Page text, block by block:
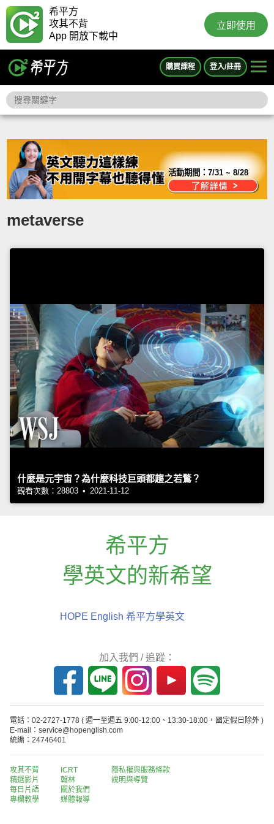
希平方
攻其不背
App 開放下載中
立即使用
購買課程 登入/註冊
活動期間：7/31 ~ 8/28
metaverse
什麼是元宇宙？為什麼科技巨頭都趨之若鶩？
觀看次數：28803 • 2021-11-12
希平方
學英文的新希望
HOPE English 希平方學英文
加入我們 / 追蹤：
電話：02-2727-1778 ( 週一至週五 9:00-12:00、13:30-18:00，國定假日除外 )
E-mail：service@hopenglish.com
統編：24746401
攻其不背
精選影片
每日片語
專欄教學
ICRT
翰林
關於我們
媒體報導
隱私權與服務條款
說明與導覽